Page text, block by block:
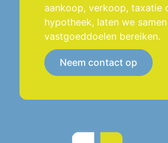
Wij willen het hele team
bedanken voor de fijne
raden deze makelaar dan
aan aan iedereen die zijn
verkopen!
aankoop, verkoop, taxatie
hypotheek, laten we
vastgoeddoelen bereiken.
Neem contact op